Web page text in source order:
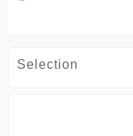
Selection